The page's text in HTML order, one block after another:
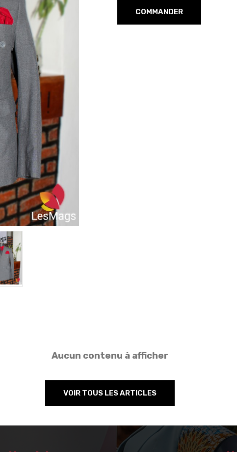
COMMANDER
Aucun contenu à afficher
VOIR TOUS LES ARTICLES